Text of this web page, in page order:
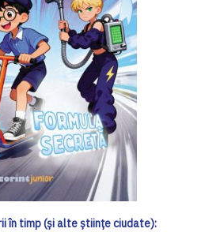
în timp (și alte științe ciudate):